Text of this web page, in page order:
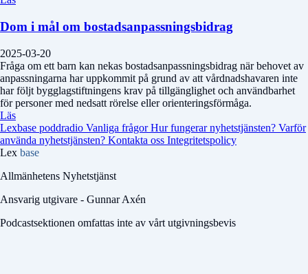
Dom i mål om bostadsanpassningsbidrag
2025-03-20
Fråga om ett barn kan nekas bostadsanpassningsbidrag när behovet av
anpassningarna har uppkommit på grund av att vårdnadshavaren inte
har följt bygglagstiftningens krav på tillgänglighet och användbarhet
för personer med nedsatt rörelse eller orienteringsförmåga.
Läs
Lexbase poddradio Vanliga frågorHur fungerar nyhetstjänsten? Varför
använda nyhetstjänsten? Kontakta oss Integritetspolicy
Lex base
Allmänhetens Nyhetstjänst
Ansvarig utgivare - Gunnar Axén
Podcastsektionen omfattas inte av vårt utgivningsbevis